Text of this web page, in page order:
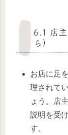
6.1 店
ら）
お店に足
理されて
ょう。店
説明を受
す。